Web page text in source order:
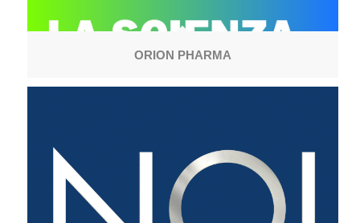
ORION PHARMA